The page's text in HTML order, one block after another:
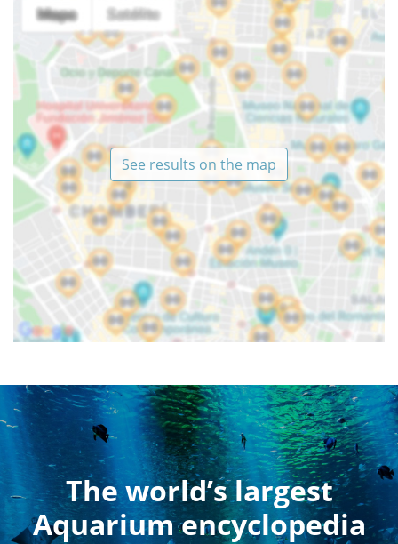
See results on the map
The world’s largest
Aquarium encyclopedia